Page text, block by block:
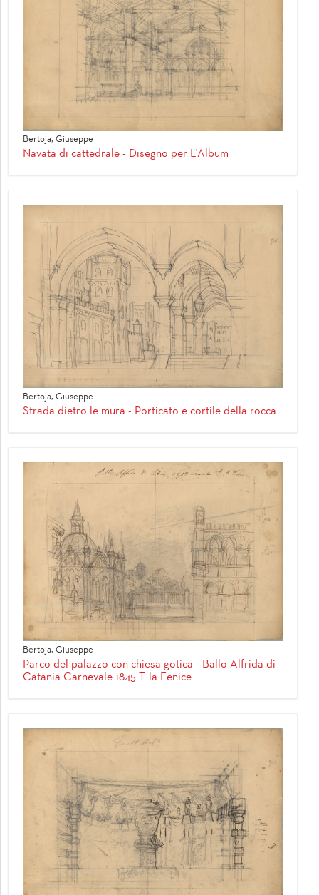
Bertoja, Giuseppe
Navata di cattedrale - Disegno per L'Album
Bertoja, Giuseppe
Strada dietro le mura - Porticato e cortile della rocca
Bertoja, Giuseppe
Parco del palazzo con chiesa gotica - Ballo Alfrida di
Catania Carnevale 1845 T. la Fenice